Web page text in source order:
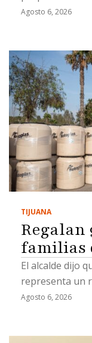
estratégicos
Agosto 6, 2026
TIJUANA
Regalan
familias
El alcalde dijo
representa un
Agosto 6, 2026